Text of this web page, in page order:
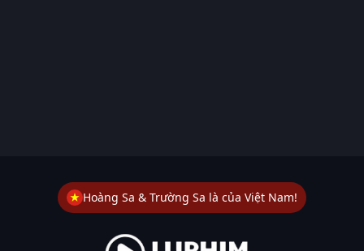
Hoàng Sa & Trường Sa là của Việt Nam!